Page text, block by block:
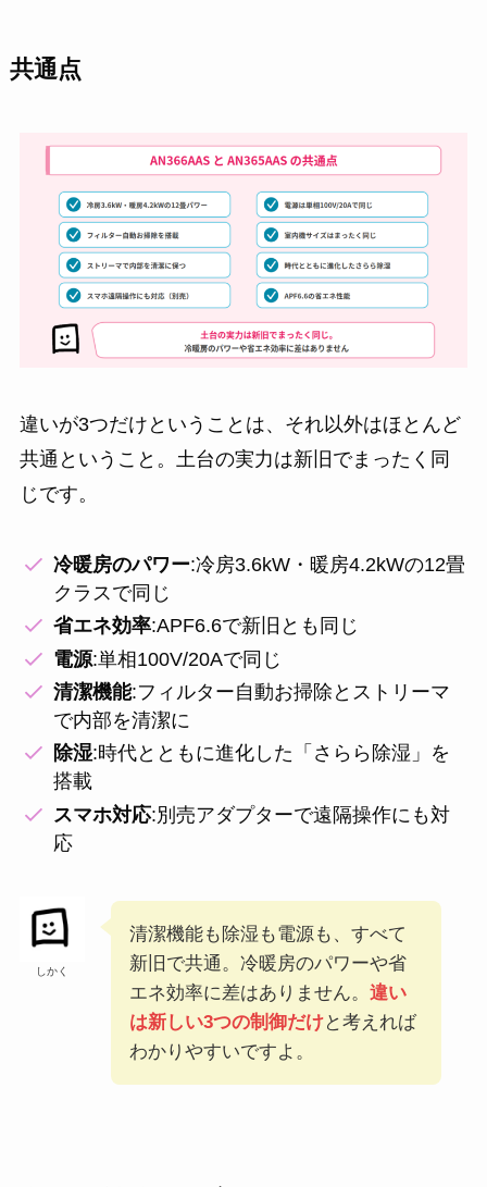
共通点
違いが3つだけということは、それ以外はほとんど
共通ということ。土台の実力は新旧でまったく同
じです。
冷暖房のパワー:冷房3.6kW・暖房4.2kWの12畳
クラスで同じ
省エネ効率:APF6.6で新旧とも同じ
電源:単相100V/20Aで同じ
清潔機能:フィルター自動お掃除とストリーマ
で内部を清潔に
除湿:時代とともに進化した「さらら除湿」を
搭載
スマホ対応:別売アダプターで遠隔操作にも対
応
しかく
清潔機能も除湿も電源も、すべて
新旧で共通。冷暖房のパワーや省
エネ効率に差はありません。 違い
は新しい3つの制御だけと考えれば
わかりやすいですよ。